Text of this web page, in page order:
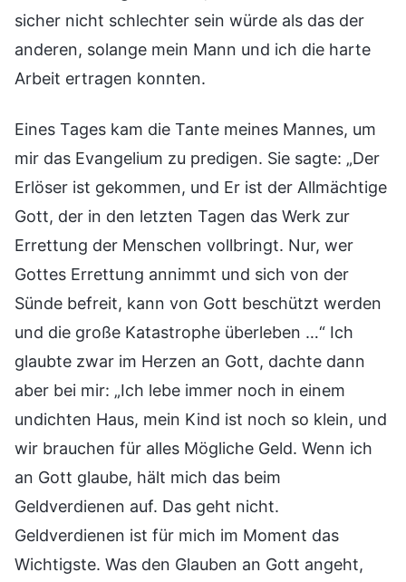
sicher nicht schlechter sein würde als das der
anderen, solange mein Mann und ich die harte
Arbeit ertragen konnten.
Eines Tages kam die Tante meines Mannes, um
mir das Evangelium zu predigen. Sie sagte: „Der
Erlöser ist gekommen, und Er ist der Allmächtige
Gott, der in den letzten Tagen das Werk zur
Errettung der Menschen vollbringt. Nur, wer
Gottes Errettung annimmt und sich von der
Sünde befreit, kann von Gott beschützt werden
und die große Katastrophe überleben …“ Ich
glaubte zwar im Herzen an Gott, dachte dann
aber bei mir: „Ich lebe immer noch in einem
undichten Haus, mein Kind ist noch so klein, und
wir brauchen für alles Mögliche Geld. Wenn ich
an Gott glaube, hält mich das beim
Geldverdienen auf. Das geht nicht.
Geldverdienen ist für mich im Moment das
Wichtigste. Was den Glauben an Gott angeht,